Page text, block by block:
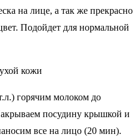
на лице, а так же прекрасно
Подойдет для нормальной
кожи
горячим молоком до
посудину крышкой и
все на лицо (20 мин).